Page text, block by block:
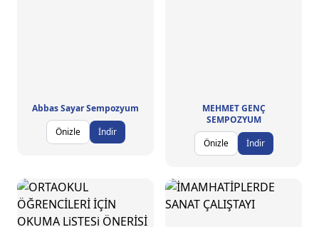
Abbas Sayar Sempozyum
Önizle
İndir
MEHMET GENÇ
SEMPOZYUM
Önizle
İndir